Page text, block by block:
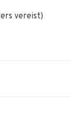
vereist)